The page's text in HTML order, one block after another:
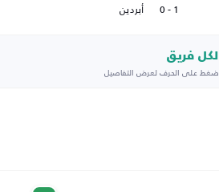
1 - 0 أبردين
اضغط على الحرف لعرض التفاصيل